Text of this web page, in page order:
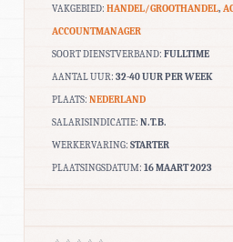
VAKGEBIED: HANDEL/GROOTHANDEL,
ACCOUNTMANAGER
SOORT DIENSTVERBAND: FULLTIME
AANTAL UUR: 32-40 UUR PER WEEK
PLAATS: NEDERLAND
SALARISINDICATIE: N.T.B.
WERKERVARING: STARTER
PLAATSINGSDATUM: 16 MAART 2023